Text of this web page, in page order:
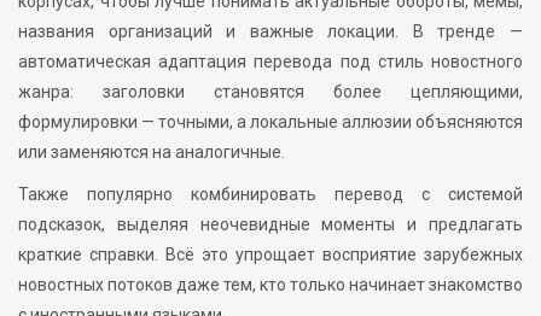
названия организаций и важные локации. В тренде —
автоматическая адаптация перевода под стиль новостного
жанра: заголовки становятся более цепляющими,
формулировки — точными, а локальные аллюзии объясняются
или заменяются на аналогичные.
Также популярно комбинировать перевод с системой
подсказок, выделяя неочевидные моменты и предлагать
краткие справки. Всё это упрощает восприятие зарубежных
новостных потоков даже тем, кто только начинает знакомство